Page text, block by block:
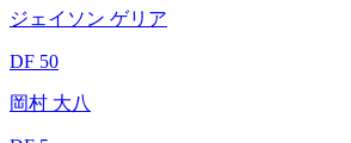
ジェイソン ゲリア
DF 50
岡村 大八